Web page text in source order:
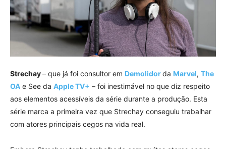
Strechay– que já foi consultor em Demolidorda Marvel, The
OA e See da Apple TV+ – foi inestimável no que diz respeito
aos elementos acessíveis da série durante a produção. Esta
série marca a primeira vez que Strechay conseguiu trabalhar
com atores principais cegos na vida real.